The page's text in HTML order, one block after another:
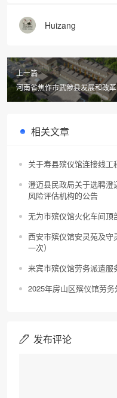
Huizang
上一篇
河南省焦作市武陟县发展和改
员会 武陟县民政局关于规范整合
相关文章
关于寿县殡仪馆连接线
澄迈县民政局关于选聘澄
风险评估机构的公告
无为市殡仪馆火化车间
西安市殡仪馆安灵苑及
一次）
来宾市殡仪馆劳务派遣
2025年房山区殡仪馆劳
发布评论